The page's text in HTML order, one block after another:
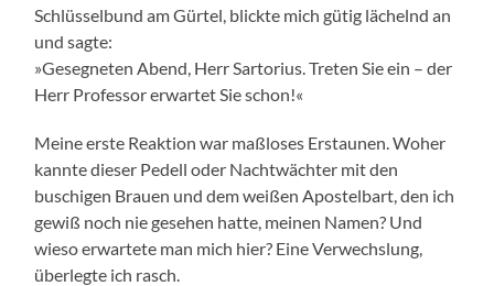
Schlüsselbund am Gürtel, blickte mich gütig lächelnd an
und sagte:
»Gesegneten Abend, Herr Sartorius. Treten Sie ein – der
Herr Professor erwartet Sie schon!«
Meine erste Reaktion war maßloses Erstaunen. Woher
kannte dieser Pedell oder Nachtwächter mit den
buschigen Brauen und dem weißen Apostelbart, den ich
gewiß noch nie gesehen hatte, meinen Namen? Und
wieso erwartete man mich hier? Eine Verwechslung,
überlegte ich rasch.